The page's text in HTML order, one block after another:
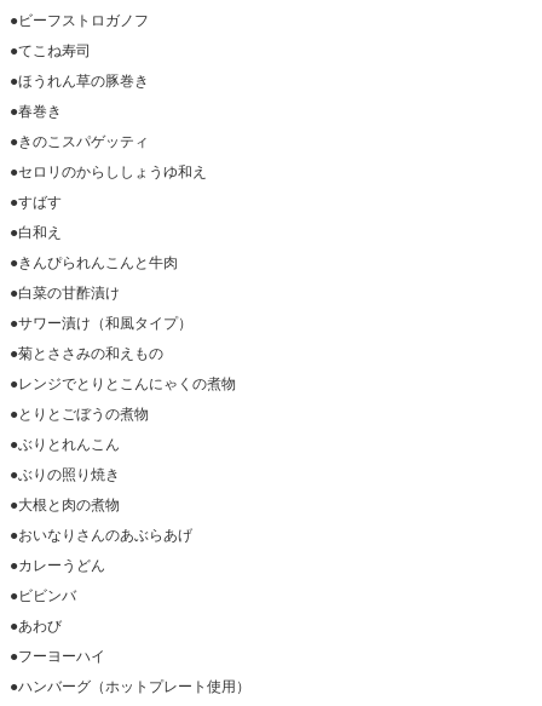
●ビーフストロガノフ
●てこね寿司
●ほうれん草の豚巻き
●春巻き
●きのこスパゲッティ
●セロリのからししょうゆ和え
●すばす
●白和え
●きんぴられんこんと牛肉
●白菜の甘酢漬け
●サワー漬け（和風タイプ）
●菊とささみの和えもの
●レンジでとりとこんにゃくの煮物
●とりとごぼうの煮物
●ぶりとれんこん
●ぶりの照り焼き
●大根と肉の煮物
●おいなりさんのあぶらあげ
●カレーうどん
●ビビンバ
●あわび
●フーヨーハイ
●ハンバーグ（ホットプレート使用）